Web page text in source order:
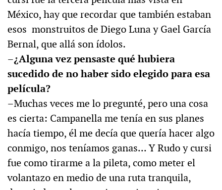
México, hay que recordar que también estaban
esos monstruitos de Diego Luna y Gael García
Bernal, que allá son ídolos.
–¿Alguna vez pensaste qué hubiera
sucedido de no haber sido elegido para esa
película?
–Muchas veces me lo pregunté, pero una cosa
es cierta: Campanella me tenía en sus planes
hacía tiempo, él me decía que quería hacer algo
conmigo, nos teníamos ganas… Y Rudo y cursi
fue como tirarme a la pileta, como meter el
volantazo en medio de una ruta tranquila,